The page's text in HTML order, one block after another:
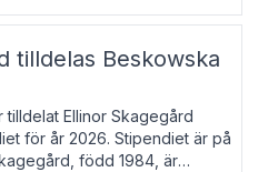
tilldelas Beskowska
tilldelat Ellinor Skagegård
för år 2026. Stipendiet är på
född 1984, är